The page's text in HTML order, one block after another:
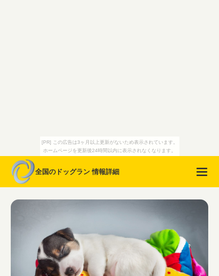
[PR] この広告は3ヶ月以上更新がないため表示されています。
ホームページを更新後24時間以内に表示されなくなります。
全国のドッグラン 情報詳細